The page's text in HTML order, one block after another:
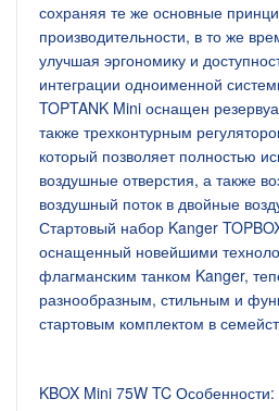
сохраняя те же основные
производительности, в то же
улучшая эргономику и
интеграции одноименной
TOPTANK Mini оснащен
также трехконтурным
который позволяет полностью
воздушные отверстия, а также
воздушный поток в двойные
Стартовый набор Kanger
оснащенный новейшими
флагманским танком Kanger,
разнообразным, стильным и
стартовым комплектом в
KBOX Mini 75W TC Особенности: